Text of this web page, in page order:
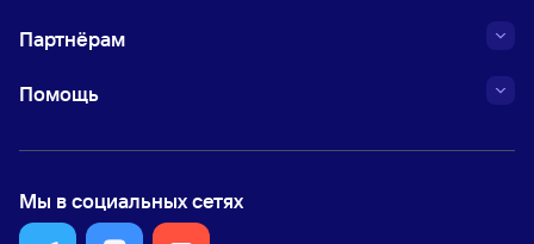
Партнёрам
Помощь
Мы в социальных сетях